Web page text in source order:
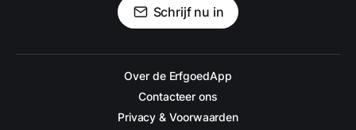
Schrijf nu in
Over de ErfgoedApp
Contacteer ons
Privacy & Voorwaarden